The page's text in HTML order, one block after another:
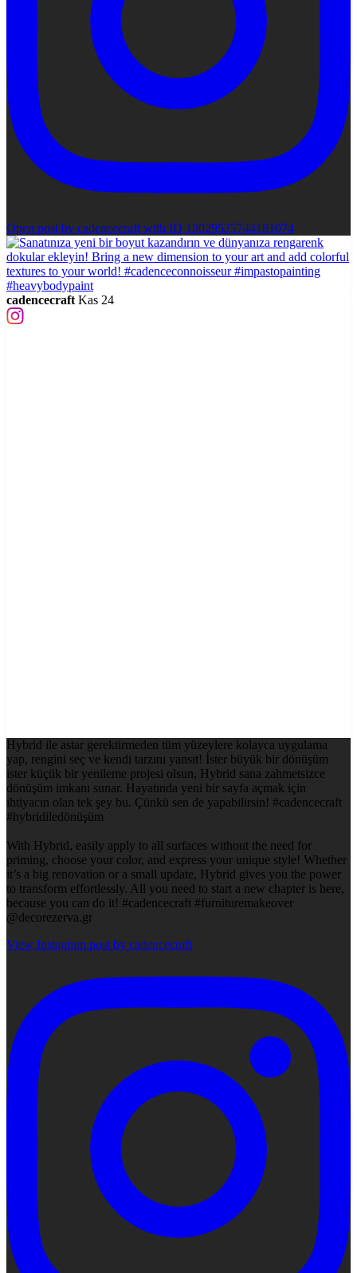
Open post by cadencecraft with ID 18029525744181074
cadencecraft Kas 24
Hybrid ile astar gerektirmeden tüm yüzeylere kolayca uygulama
yap, rengini seç ve kendi tarzını yansıt! İster büyük bir dönüşüm
ister küçük bir yenileme projesi olsun, Hybrid sana zahmetsizce
dönüşüm imkanı sunar. Hayatında yeni bir sayfa açmak için
ihtiyacın olan tek şey bu. Çünkü sen de yapabilirsin! #cadencecraft
#hybridiledönüşüm
With Hybrid, easily apply to all surfaces without the need for
priming, choose your color, and express your unique style! Whether
it’s a big renovation or a small update, Hybrid gives you the power
to transform effortlessly. All you need to start a new chapter is here,
because you can do it! #cadencecraft #furnituremakeover
@decorezerva.gr
View Instagram post by cadencecraft